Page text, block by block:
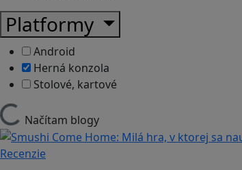
Platformy
Android
Herná konzola
Stolové, kartové
Načítam blogy
Recenzie